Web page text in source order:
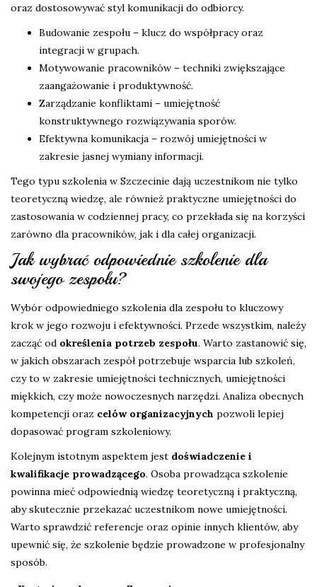
oraz dostosowywać styl komunikacji do odbiorcy.
Budowanie zespołu – klucz do współpracy oraz
integracji w grupach.
Motywowanie pracowników – techniki zwiększające
zaangażowanie i produktywność.
Zarządzanie konfliktami – umiejętność
konstruktywnego rozwiązywania sporów.
Efektywna komunikacja – rozwój umiejętności w
zakresie jasnej wymiany informacji.
Tego typu szkolenia w Szczecinie dają uczestnikom nie tylko
teoretyczną wiedzę, ale również praktyczne umiejętności do
zastosowania w codziennej pracy, co przekłada się na korzyści
zarówno dla pracowników, jak i dla całej organizacji.
Jak wybrać odpowiednie szkolenie dla
swojego zespołu?
Wybór odpowiedniego szkolenia dla zespołu to kluczowy
krok w jego rozwoju i efektywności. Przede wszystkim, należy
zacząć od określenia potrzeb zespołu. Warto zastanowić się,
w jakich obszarach zespół potrzebuje wsparcia lub szkoleń,
czy to w zakresie umiejętności technicznych, umiejętności
miękkich, czy może nowoczesnych narzędzi. Analiza obecnych
kompetencji oraz celów organizacyjnych pozwoli lepiej
dopasować program szkoleniowy.
Kolejnym istotnym aspektem jest doświadczenie i
kwalifikacje prowadzącego. Osoba prowadząca szkolenie
powinna mieć odpowiednią wiedzę teoretyczną i praktyczną,
aby skutecznie przekazać uczestnikom nowe umiejętności.
Warto sprawdzić referencje oraz opinie innych klientów, aby
upewnić się, że szkolenie będzie prowadzone w profesjonalny
sposób.